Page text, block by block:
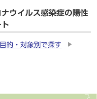
ウイルス感染症の陽性
目的・対象別で探す